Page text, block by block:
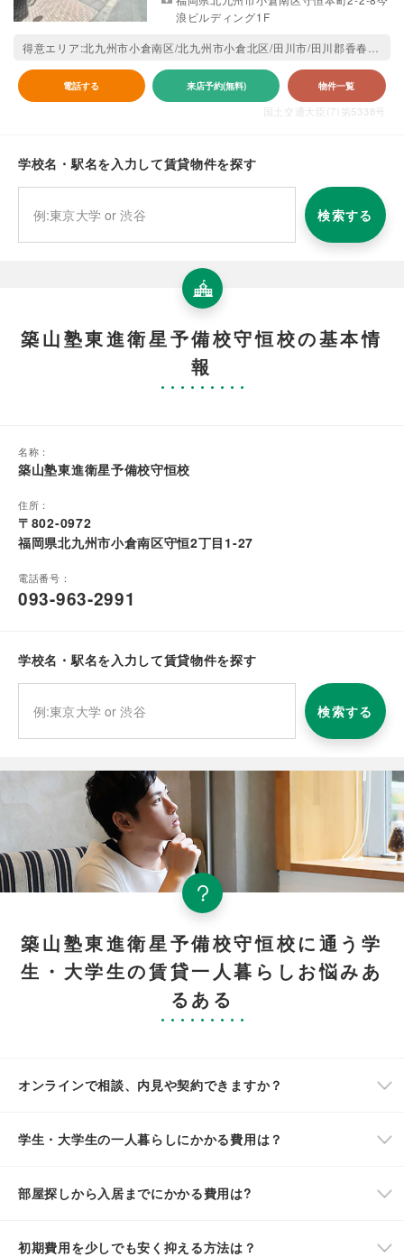
浪ビルディング1F
電話する 来店予約(無料) 物件一覧
国土交通大臣(7)第5338号
学校名・駅名を入力して賃貸物件を探す
検索する
築山塾東進衛星予備校守恒校の基本情
報
名称：
築山塾東進衛星予備校守恒校
住所：
〒802-0972
福岡県北九州市小倉南区守恒2丁目1-27
電話番号：
093-963-2991
学校名・駅名を入力して賃貸物件を探す
検索する
築山塾東進衛星予備校守恒校に通う学
生・大学生の賃貸一人暮らしお悩みあ
るある
オンラインで相談、内見や契約できますか？
学生・大学生の一人暮らしにかかる費用は？
部屋探しから入居までにかかる費用は?
初期費用を少しでも安く抑える方法は？